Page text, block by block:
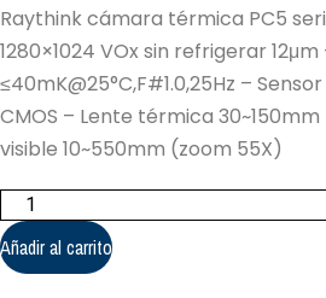
Raythink cámara térmica PC5
1280×1024 VOx sin refrigerar
≤40mK@25°C,F#1.0,25Hz –
CMOS – Lente térmica
visible 10~550mm (zoom 55X)
Raythink
cámara
térmica
PC5
series
Añadir al carrito